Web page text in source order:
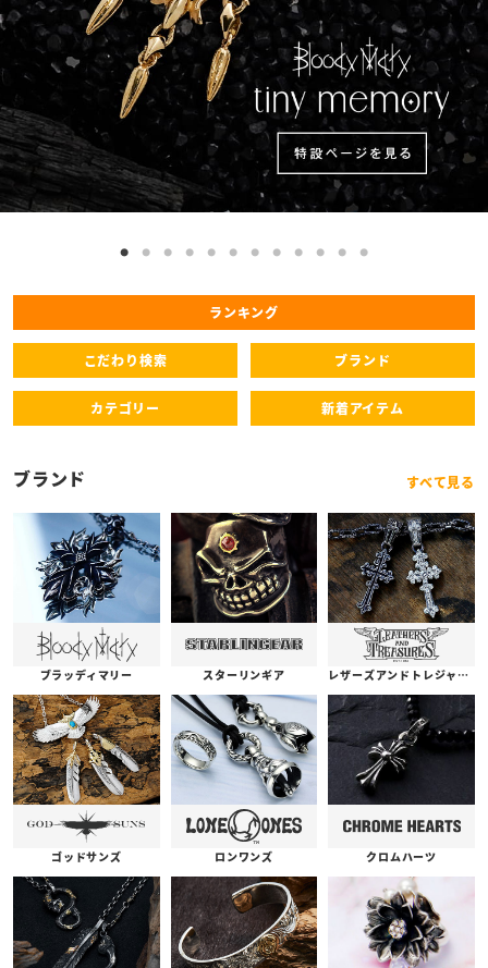
ランキング
こだわり検索 ブランド
カテゴリー 新着アイテム
ブランド すべて見る
ブラッディマリー スターリンギア レザーズアンドトレジャーズ
ゴッドサンズ ロンワンズ クロムハーツ